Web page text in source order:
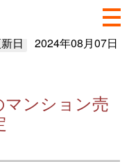
日 2024年08月07日
マンション売